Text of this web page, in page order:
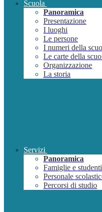
Scuola
Panoramica
Presentazione
I luoghi
Le persone
I numeri della
Le carte della
Organizzazione
La storia
Servizi
Panoramica
Famiglie e studenti
Personale
Percorsi di studio